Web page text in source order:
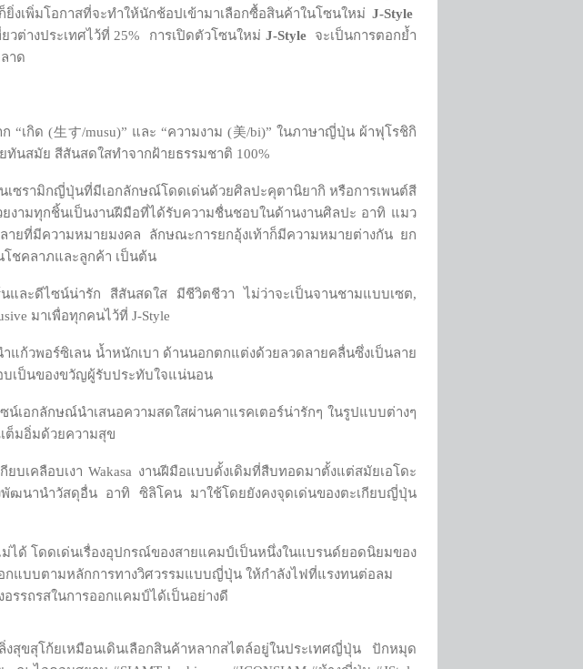
งเพิ่มโอกาสที่จะทำให้นักช้อปเข้ามาเลือกซื้อสินค้าในโซนใหม่ J-Style
ต่างประเทศไว้ที่ 25% การเปิดตัวโซนใหม่ J-Styleจะเป็นการตอกย้ำ
าด
“เกิด (生す/musu)” และ “ความงาม (美/bi)” ในภาษาญี่ปุ่น ผ้าฟุโรชิกิ
นสมัย สีสันสดใสทำจากฝ้ายธรรมชาติ 100%
เซรามิกญี่ปุ่นที่มีเอกลักษณ์โดดเด่นด้วยศิลปะคุตานิยากิ หรือการเพนต์สี
งามทุกชิ้นเป็นงานฝีมือที่ได้รับความชื่นชอบในด้านงานศิลปะ อาทิ แมว
ยที่มีความหมายมงคล ลักษณะการยกอุ้งเท้าก็มีความหมายต่างกัน ยก
นโชคลาภและลูกค้า เป็นต้น
และดีไซน์น่ารัก สีสันสดใส มีชีวิตชีวา ไม่ว่าจะเป็นจานชามแบบเซต,
มาเพื่อทุกคนไว้ที่ J-Style
ก้วพอร์ซิเลน น้ำหนักเบา ด้านนอกตกแต่งด้วยลวดลายคลื่นซึ่งเป็นลาย
บเป็นของขวัญผู้รับประทับใจแน่นอน
เอกลักษณ์นำเสนอความสดใสผ่านคาแรคเตอร์น่ารักๆ ในรูปแบบต่างๆ
ต็มอิ่มด้วยความสุข
คลือบเงา Wakasa งานฝีมือแบบดั้งเดิมที่สืบทอดมาตั้งแต่สมัยเอโดะ
ฒนานำวัสดุอื่น อาทิ ซิลิโคน มาใช้โดยยังคงจุดเด่นของตะเกียบญี่ปุ่น
ด้ โดดเด่นเรื่องอุปกรณ์ของสายแคมป์เป็นหนึ่งในแบรนด์ยอดนิยมของ
กแบบตามหลักการทางวิศวรรมแบบญี่ปุ่น ให้กำลังไฟที่แรงทนต่อลม
รรถรสในการออกแคมป์ได้เป็นอย่างดี
ขสุโก้ยเหมือนเดินเลือกสินค้าหลากสไตล์อยู่ในประเทศญี่ปุ่น ปักหมุด